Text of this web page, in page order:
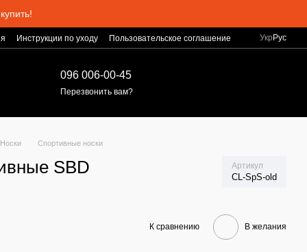
Инструкции по уходу
Пользовательское соглашение
Укр Рус
096 006-00-45
Перезвонить вам?
Носки Спортивные носки
SBD Артикул
CL-SpS-old
К сравнению В желания